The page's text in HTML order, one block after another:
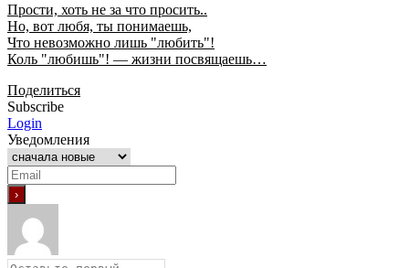
Прости, хоть не за что просить..
Но, вот любя, ты понимаешь,
Что невозможно лишь "любить"!
Коль "любишь"! — жизни посвящаешь…
Поделиться
Subscribe
Login
Уведомления